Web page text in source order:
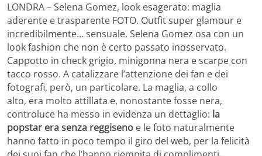
LONDRA – Selena Gomez, look esagerato: maglia
aderente e trasparente FOTO. Outfit super glamour e
incredibilmente… sensuale. Selena Gomez osa con un
look fashion che non è certo passato inosservato.
Cappotto in check grigio, minigonna nera e scarpe con
tacco rosso. A catalizzare l’attenzione dei fan e dei
fotografi, però, un particolare. La maglia, a collo
alto, era molto attillata e, nonostante fosse nera,
controluce ha messo in evidenza un dettaglio: la
popstar era senza reggiseno e le foto naturalmente
hanno fatto in poco tempo il giro del web, per la felicità